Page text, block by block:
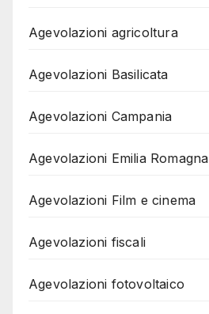
Agevolazioni agricoltura
Agevolazioni Basilicata
Agevolazioni Campania
Agevolazioni Emilia Romagna
Agevolazioni Film e cinema
Agevolazioni fiscali
Agevolazioni fotovoltaico